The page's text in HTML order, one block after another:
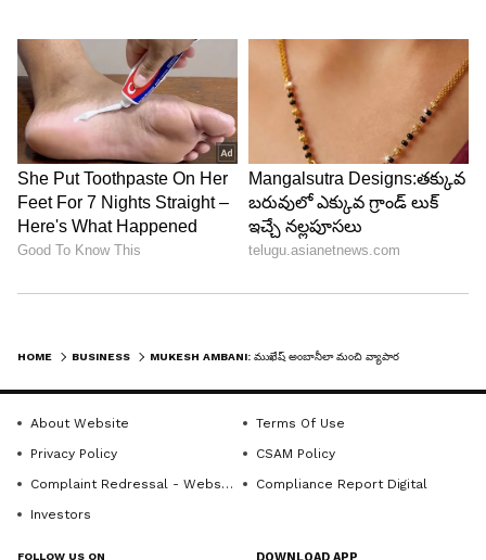
ఆలోచనలను తెచ్చుకోవాలన్నది ముకేశ్ అంబానీ నమ్మకం.
ఆయన ప్రతి పని గురించి సానుకూలంగానే ఆలోచిస్తారు.
అదే అతడిని ఇంతవరకు కాపాడుకుంటూ వచ్చిందని
చెబుతారు. ఎంతటి నష్టం వచ్చినా ,కష్టం ఎదురైనా
పాజిటివిటీ మాత్రం వదులుకోరు. మీరు చెడులో కూడా
సానుకూలతను చూస్తే ఆ కష్టం సులువుగా దాటి ముందుకు
వెళ్ళచ్చు.
Image Credit :StockPhoto
HOME BUSINESS
About Website
Terms Of Use
Privacy Policy
CSAM Policy
Complaint Redressal - Website
Compliance Report Digital
Investors
FOLLOW US ON DOWNLOAD APP